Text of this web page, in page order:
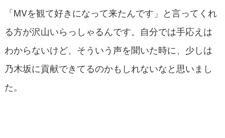
「MVを観て好きになって来たんです」と言ってくれ
る方が沢山いらっしゃるんです。自分では手応えは
わからないけど、そういう声を聞いた時に、少しは
乃木坂に貢献できてるのかもしれないなと思いまし
た。